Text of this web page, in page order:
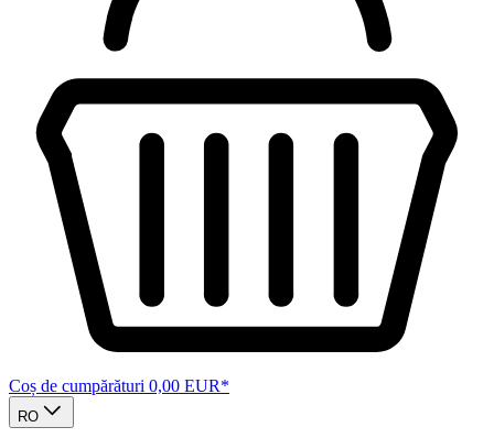
Coș de cumpărături 0,00 EUR*
RO